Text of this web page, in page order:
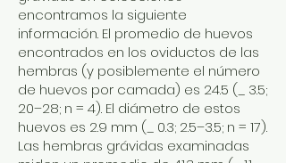
encontramos la siguiente
información. El promedio de huevos
encontrados en los oviductos de las
hembras (y posiblemente el número
de huevos por camada) es 24.5 (_ 3.5;
20–28; n = 4). El diámetro de estos
huevos es 2.9 mm (_ 0.3; 2.5–3.5; n = 17).
Las hembras grávidas examinadas